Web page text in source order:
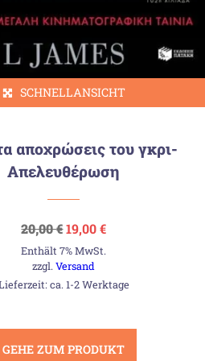
SCHNELLANSICHT
αποχρώσεις του γκρι-
Απελευθέρωση
20,00€Ursprünglicher
Preis
war:
20,00 €
19,00€Aktueller
ist:
Enthält 7% MwSt.
zzgl.Versand
ca. 1-2 Werktage
GEHE ZUM PRODUKT